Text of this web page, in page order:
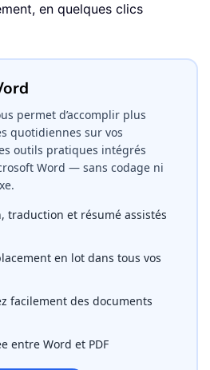
en quelques clics
permet d’accomplir plus
quotidiennes sur vos
outils pratiques intégrés
Word — sans codage ni
traduction et résumé assistés
en lot dans tous vos
facilement des documents
entre Word et PDF